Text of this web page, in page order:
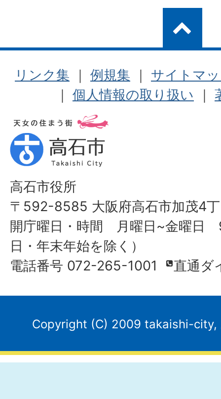
リンク集 ｜ 例規集 ｜ サイトマ
｜ 個人情報の取り扱い ｜
高石市役所
〒592-8585 大阪府高石市加茂4丁
開庁曜日・時間 月曜日~金曜日
日・年末年始を除く）
電話番号 072-265-1001
直通ダ
Copyright (C) 2009 takaishi-city,